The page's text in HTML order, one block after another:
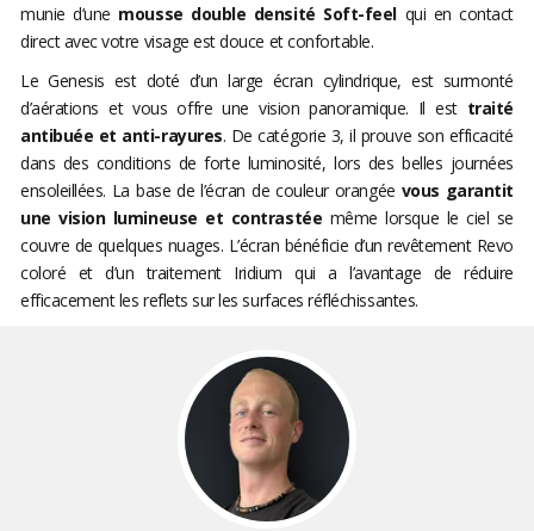
munie d’une mousse double densité Soft-feelqui en contact
direct avec votre visage est douce et confortable.
Le Genesis est doté d’un large écran cylindrique, est surmonté
d’aérations et vous offre une vision panoramique. Il est traité
antibuée et anti-rayures. De catégorie 3, il prouve son efficacité
dans des conditions de forte luminosité, lors des belles journées
ensoleillées. La base de l’écran de couleur orangée vous garantit
une vision lumineuse et contrastée même lorsque le ciel se
couvre de quelques nuages. L’écran bénéficie d’un revêtement Revo
coloré et d’un traitement Iridium qui a l’avantage de réduire
efficacement les reflets sur les surfaces réfléchissantes.